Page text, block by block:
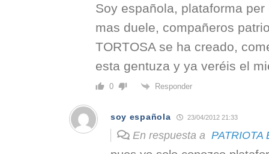
Soy española, plataforma
mas duele, compañeros
TORTOSA se ha creado,
esta gentuza y ya veréis el
0 Responder
soy española 23/04/2012 21:33
En respuesta a PATRIOTA